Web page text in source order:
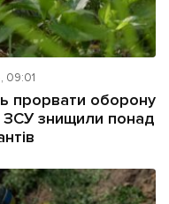
09:01
прорвати оборону
ЗСУ знищили понад